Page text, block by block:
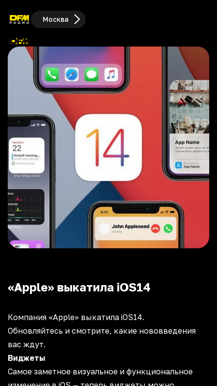
Москва
«Apple» выкатила iOS14
Компания «Apple» выкатила iOS14.
Обновляйтесь и смотрите, какие нововведения
вас ждут.
Виджеты
Самое заметное визуальное и функциональное